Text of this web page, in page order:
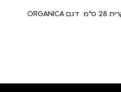
מארז 4יח צלחות פורצלן מנה עיקרית 28 ס"מ דגם ORGANICA